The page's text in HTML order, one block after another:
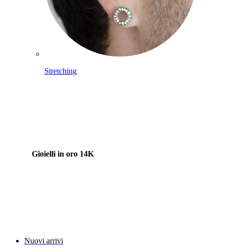
Stretching
Gioielli in oro 14K
Nuovi arrivi